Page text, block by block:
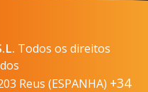
Todos os direitos
Reus (ESPANHA) +34